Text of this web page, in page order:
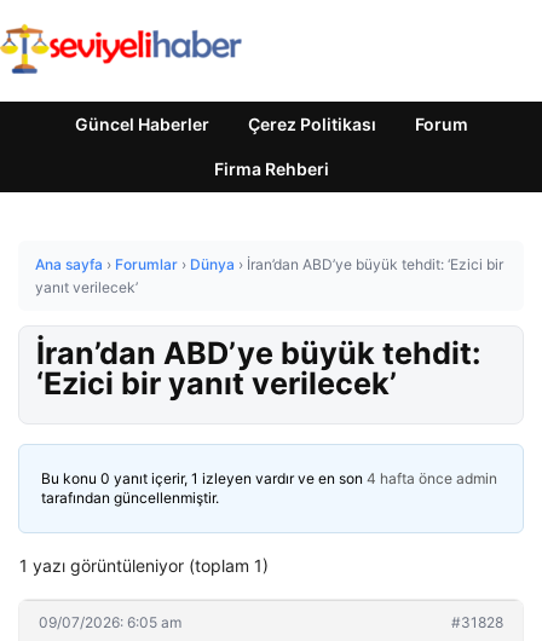
Güncel Haberler Çerez Politikası Forum
Firma Rehberi
Ana sayfa › Forumlar › Dünya › İran’dan ABD’ye büyük tehdit: ‘Ezici bir
yanıt verilecek’
İran’dan ABD’ye büyük tehdit:
‘Ezici bir yanıt verilecek’
Bu konu 0 yanıt içerir, 1 izleyen vardır ve en son 4 hafta önce admin
tarafından güncellenmiştir.
1 yazı görüntüleniyor (toplam 1)
09/07/2026: 6:05 am #31828